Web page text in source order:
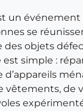
un événement
se
des objets
est simple :
d’appareils
vêtements, de